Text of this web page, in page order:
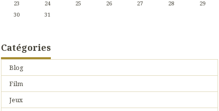
23
24 25 26 27 28
29
30
31
Catégories
Blog
Film
Jeux